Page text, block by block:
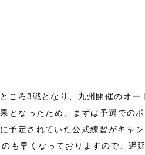
ころ3戦となり、九州開催のオー
となったため、まずは予選での
定されていた公式練習がキャン
も早くなっておりますので、遅